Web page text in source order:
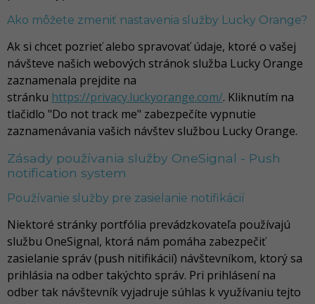
Ako môžete zmeniť nastavenia služby Lucky Orange?
Ak si chcet pozrieť alebo spravovať údaje, ktoré o vašej
návšteve našich webových stránok služba Lucky Orange
zaznamenala prejdite na
stránku https://privacy.luckyorange.com/. Kliknutím na
tlačidlo "Do not track me" zabezpečíte vypnutie
zaznamenávania vašich návštev službou Lucky Orange.
Zásady používania služby OneSignal - Push
notification system
Používanie služby pre zasielanie notifikácií
Niektoré stránky portfólia prevádzkovateľa používajú
službu OneSignal, ktorá nám pomáha zabezpečiť
zasielanie správ (push nitifikácií) návštevníkom, ktorý sa
prihlásia na odber takýchto správ. Pri prihlásení na
odber tak návštevník vyjadruje súhlas k využívaniu tejto